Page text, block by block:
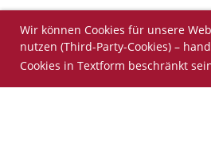
Wir können Cookies für unsere
nutzen (Third-Party-Cookies) –
Cookies in Textform beschränkt